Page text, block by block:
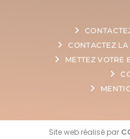
CONTACTEZ
METTEZ VOTRE
Site web réalisé par